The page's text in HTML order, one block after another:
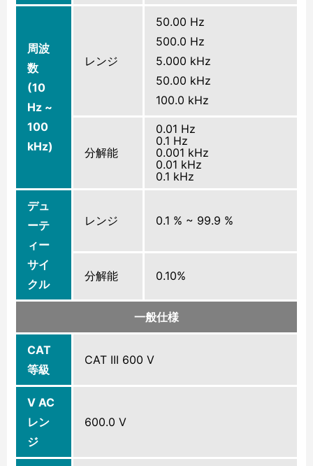
周波
数
(10
Hz ~
100
kHz)
レンジ
50.00 Hz
500.0 Hz
5.000 kHz
50.00 kHz
100.0 kHz
分解能
0.01 Hz
0.1 Hz
0.001 kHz
0.01 kHz
0.1 kHz
デュ
ーテ
ィー
サイ
クル
レンジ 0.1 % ~ 99.9 %
分解能 0.10%
一般仕様
CAT
等級
CAT III 600 V
V AC
レン
ジ
600.0 V